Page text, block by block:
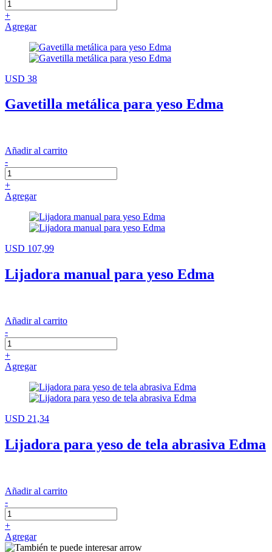
+
Agregar
USD 38
Gavetilla metálica para yeso Edma
Añadir al carrito
-
+
Agregar
USD 107,99
Lijadora manual para yeso Edma
Añadir al carrito
-
+
Agregar
USD 21,34
Lijadora para yeso de tela abrasiva Edma
Añadir al carrito
-
+
Agregar